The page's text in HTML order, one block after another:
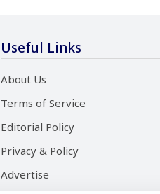
Useful Links
About Us
Terms of Service
Editorial Policy
Privacy & Policy
Advertise